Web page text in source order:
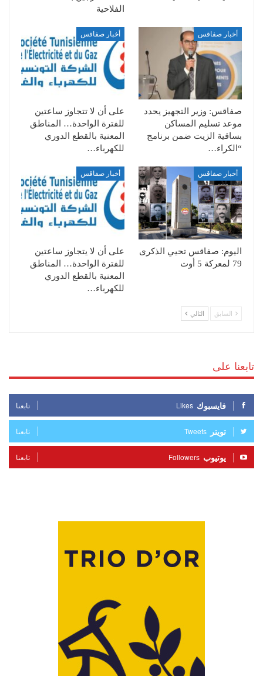
الفلاحية
أخبار صفاقس
صفاقس: وزير التجهيز يحدد
موعد تسليم المساكن
بساقية الزيت ضمن برنامج
“الكراء…
أخبار صفاقس
على أن لا تتجاوز ساعتين
للفترة الواحدة… المناطق
المعنية بالقطع الدوري
للكهرباء…
أخبار صفاقس
اليوم: صفاقس تحيي الذكرى
79 لمعركة 5 أوت
أخبار صفاقس
على أن لا يتجاوز ساعتين
للفترة الواحدة… المناطق
المعنية بالقطع الدوري
للكهرباء…
السابق التالي
تابعنا على
فايسبوك Likes تابعنا
تويتر Tweets تابعنا
يوتيوب Followers تابعنا